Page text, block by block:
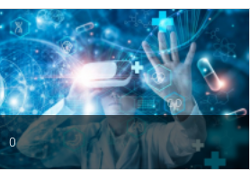
0